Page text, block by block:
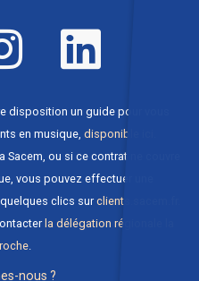
disposition un guide pour vous
en musique, disponible ici
ou si ce contrat ne couvre
vous pouvez effectuer une
clics surclients.sacem.fr
la délégation régionale la
.
nous ?